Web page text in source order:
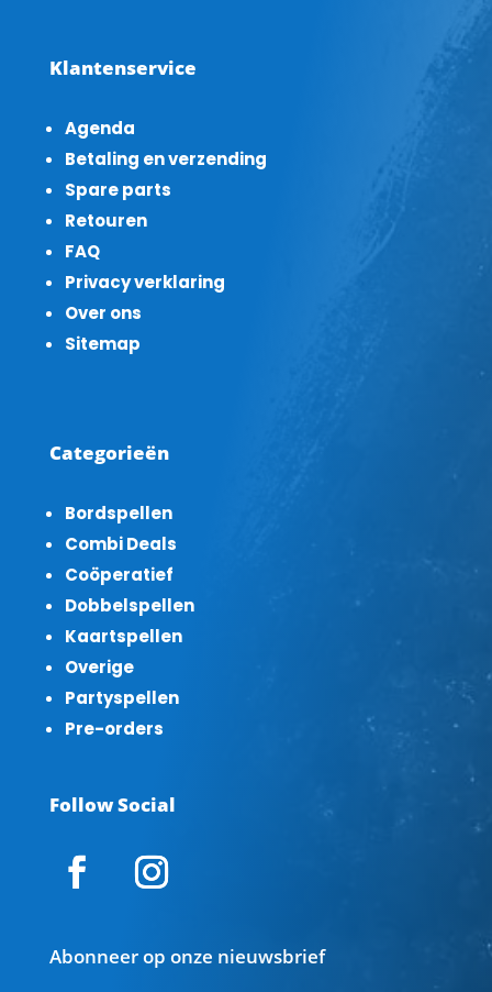
Klantenservice
Agenda
Betaling en verzending
Spare parts
Retouren
FAQ
Privacy verklaring
Over ons
Sitemap
Categorieën
Bordspellen
Combi Deals
Coöperatief
Dobbelspellen
Kaartspellen
Overige
Partyspellen
Pre-orders
Follow Social
Abonneer op onze nieuwsbrief